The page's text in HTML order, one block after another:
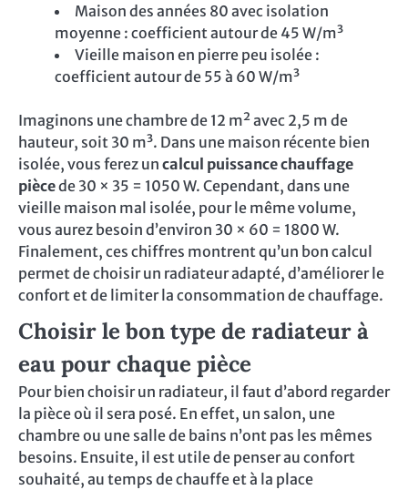
Maison des années 80 avec isolation
moyenne : coefficient autour de 45 W/m³
Vieille maison en pierre peu isolée :
coefficient autour de 55 à 60 W/m³
Imaginons une chambre de 12 m² avec 2,5 m de
hauteur, soit 30 m³. Dans une maison récente bien
isolée, vous ferez un calcul puissance chauffage
piècede 30 × 35 = 1050 W. Cependant, dans une
vieille maison mal isolée, pour le même volume,
vous aurez besoin d’environ 30 × 60 = 1800 W.
Finalement, ces chiffres montrent qu’un bon calcul
permet de choisir un radiateur adapté, d’améliorer le
confort et de limiter la consommation de chauffage.
Choisir le bon type de radiateur à
eau pour chaque pièce
Pour bien choisir un radiateur, il faut d’abord regarder
la pièce où il sera posé. En effet, un salon, une
chambre ou une salle de bains n’ont pas les mêmes
besoins. Ensuite, il est utile de penser au confort
souhaité, au temps de chauffe et à la place